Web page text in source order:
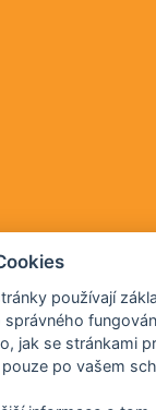
používají
správného
jak se stránkami
po vašem